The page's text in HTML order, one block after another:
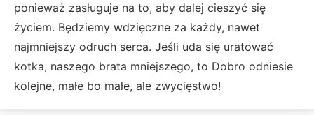
ponieważ zasługuje na to, aby dalej cieszyć się
życiem. Będziemy wdzięczne za każdy, nawet
najmniejszy odruch serca. Jeśli uda się uratować
kotka, naszego brata mniejszego, to Dobro odniesie
kolejne, małe bo małe, ale zwycięstwo!